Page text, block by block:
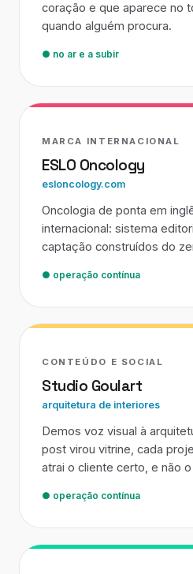
coração e que aparece no
quando alguém procura.
● no ar e a subir
MARCA INTERNACIONAL
ESLO Oncology
esloncology.com
Oncologia de ponta em
internacional: sistema
captação construídos do
● operação contínua
CONTEÚDO E SOCIAL
Studio Goulart
arquitetura de interiores
Demos voz visual à
post virou vitrine, cada
atrai o cliente certo, e não
● operação contínua